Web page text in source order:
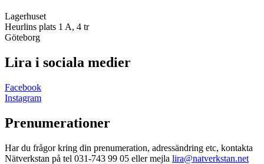
Lagerhuset
Heurlins plats 1 A, 4 tr
Göteborg
Lira i sociala medier
Facebook
Instagram
Prenumerationer
Har du frågor kring din prenumeration, adressändring etc, kontakta
Nätverkstan på tel 031-743 99 05 eller mejla lira@natverkstan.net